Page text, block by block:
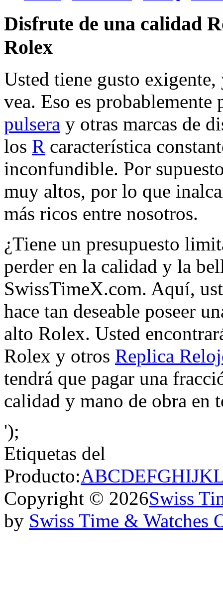
Disfrute de una calidad
Rolex
Usted tiene gusto
vea. Eso es probablemente
pulsera y otras marcas de
los R característica
inconfundible. Por
muy altos, por lo que
más ricos entre nosotros.
¿Tiene un presupuesto
perder en la calidad y la
SwissTimeX.com. Aquí,
hace tan deseable poseer
alto Rolex. Usted
Rolex y otros Replica
tendrá que pagar una
calidad y mano de obra en
');
Etiquetas del
Producto:ABCDEFGHIJK
Copyright © 2026Swiss
by Swiss Time & Watches